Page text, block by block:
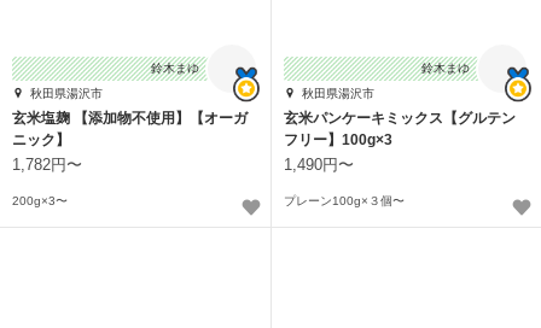
鈴木まゆ
秋田県湯沢市
玄米塩麹 【添加物不使用】【オーガ
ニック】
1,782円〜
200g×3〜
鈴木まゆ
秋田県湯沢市
玄米パンケーキミックス【グルテン
フリー】100g×3
1,490円〜
プレーン100g×３個〜